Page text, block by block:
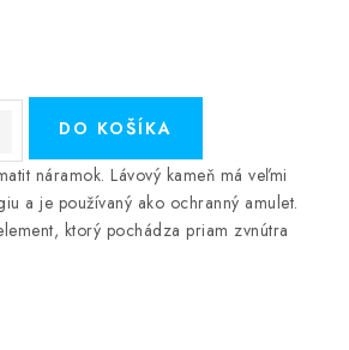
DO KOŠÍKA
náramok. Lávový kameň má veľmi
a je používaný ako ochranný amulet.
ktorý pochádza priam zvnútra